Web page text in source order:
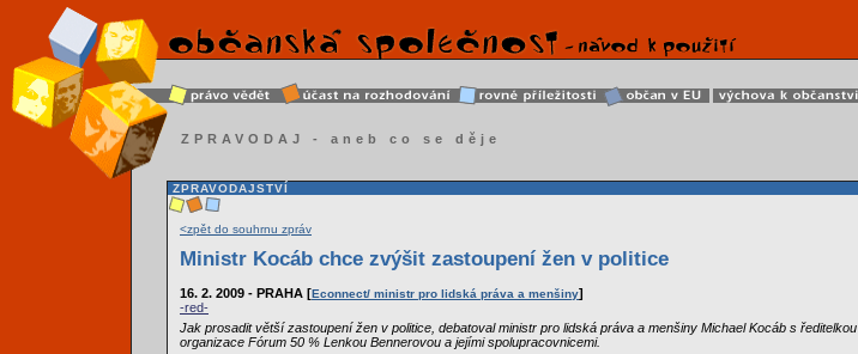
ZPRAVODAJ - aneb co se děje
ZPRAVODAJSTVÍ
<zpět do souhrnu zpráv
Ministr Kocáb chce zvýšit zastoupení žen v politice
16. 2. 2009 - PRAHA [Econnect/ ministr pro lidská práva a menšiny]
-red-
Jak prosadit větší zastoupení žen v politice, debatoval ministr pro lidská práva a menšiny Michael Kocáb s ředitelkou
organizace Fórum 50 % Lenkou Bennerovou a jejími spolupracovnicemi.